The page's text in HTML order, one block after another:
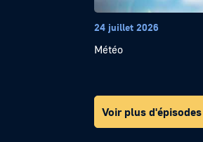
24 juillet 2026
Météo
Voir plus d'épisodes